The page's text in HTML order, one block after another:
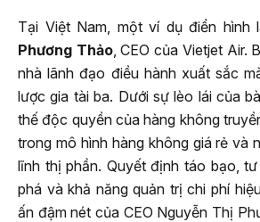
Tại Việt Nam, một ví dụ điển hình
Phương Thảo, CEO của Vietjet Air.
nhà lãnh đạo điều hành xuất sắc
lược gia tài ba. Dưới sự lèo lái của
thế độc quyền của hàng không
trong mô hình hàng không giá rẻ và
lĩnh thị phần. Quyết định táo bạo,
phá và khả năng quản trị chi phí
ấn đậm nét của CEO Nguyễn Thị